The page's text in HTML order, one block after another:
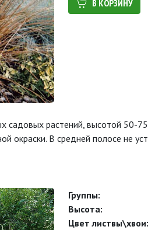
В КОРЗИНУ
садовых растений, высотой 50-
окраски. В средней полосе не
Группы:
Высота:
Цвет листвы\хвои: